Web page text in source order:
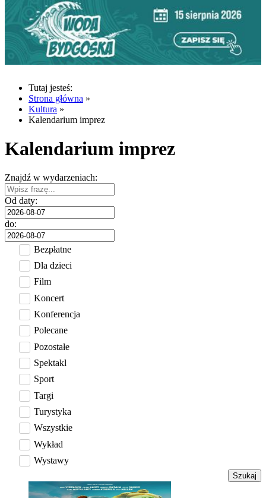
Tutaj jesteś:
Strona główna »
Kultura »
Kalendarium imprez
Kalendarium imprez
Znajdź w wydarzeniach:
Od daty:
do:
Bezpłatne
Dla dzieci
Film
Koncert
Konferencja
Polecane
Pozostałe
Spektakl
Sport
Targi
Turystyka
Wszystkie
Wykład
Wystawy
Szukaj